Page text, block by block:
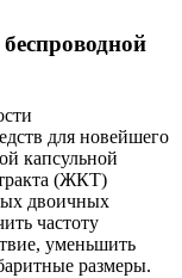
для новейшего
капсульной
(ЖКТ)
двоичных
частоту
уменьшить
размеры.